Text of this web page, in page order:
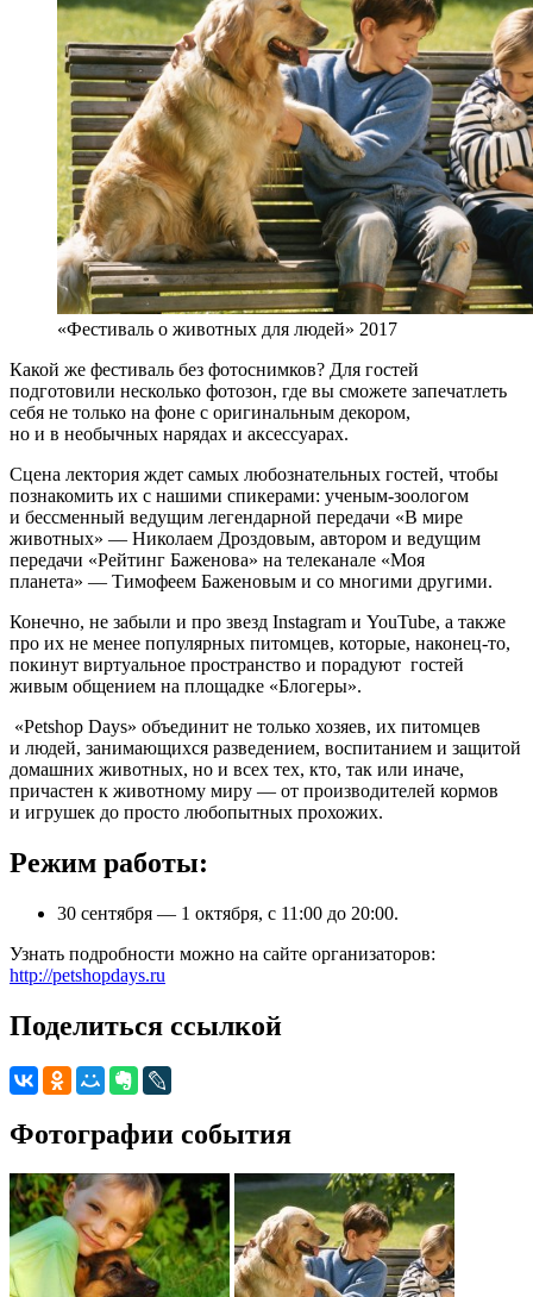
«Фестиваль о животных для людей» 2017
Какой же фестиваль без фотоснимков? Для гостей
подготовили несколько фотозон, где вы сможете запечатлеть
себя не только на фоне с оригинальным декором,
но и в необычных нарядах и аксессуарах.
Сцена лектория ждет самых любознательных гостей, чтобы
познакомить их с нашими спикерами: ученым-зоологом
и бессменный ведущим легендарной передачи «В мире
животных» — Николаем Дроздовым, автором и ведущим
передачи «Рейтинг Баженова» на телеканале «Моя
планета» — Тимофеем Баженовым и со многими другими.
Конечно, не забыли и про звезд Instagram и YouTube, а также
про их не менее популярных питомцев, которые, наконец-то,
покинут виртуальное пространство и порадуют гостей
живым общением на площадке «Блогеры».
«Petshop Days» объединит не только хозяев, их питомцев
и людей, занимающихся разведением, воспитанием и защитой
домашних животных, но и всех тех, кто, так или иначе,
причастен к животному миру — от производителей кормов
и игрушек до просто любопытных прохожих.
Режим работы:
30 сентября — 1 октября, с 11:00 до 20:00.
Узнать подробности можно на сайте организаторов:
http://petshopdays.ru
Поделиться ссылкой
Фотографии события